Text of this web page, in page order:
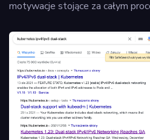
motywacje stojące za całym